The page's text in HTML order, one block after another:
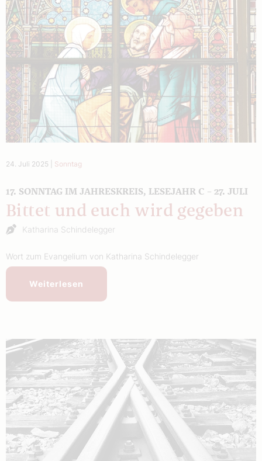
24. Juli 2025 Sonntag
17. SONNTAG IM JAHRESKREIS, LESEJAHR C – 27. JULI
Bittet und euch wird gegeben
Katharina Schindelegger
Wort zum Evangelium von Katharina Schindelegger
Weiterlesen